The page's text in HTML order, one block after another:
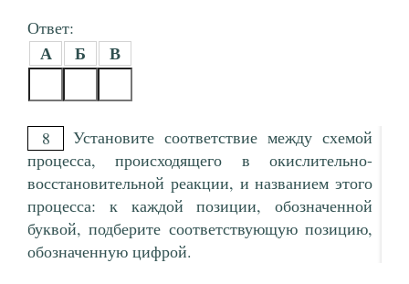
Ответ:
А Б В
8
Установите соответствие между схемой
процесса, происходящего в окислительно-
восстановительной реакции, и названием этого
процесса: к каждой позиции, обозначенной
буквой, подберите соответствующую позицию,
обозначенную цифрой.